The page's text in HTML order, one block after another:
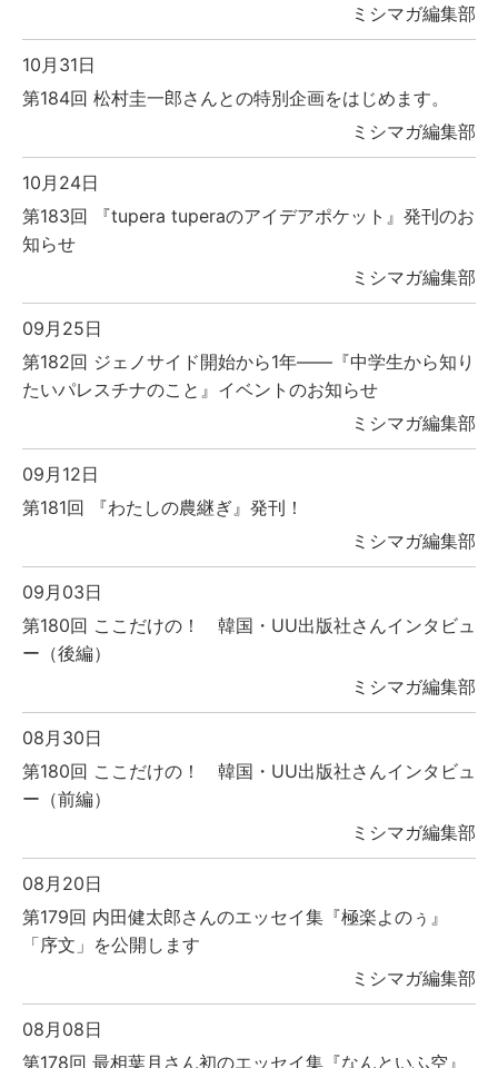
ミシマガ編集部
10月31日
第184回 松村圭一郎さんとの特別企画をはじめます。
ミシマガ編集部
10月24日
第183回 『tupera tuperaのアイデアポケット』発刊のお
知らせ
ミシマガ編集部
09月25日
第182回 ジェノサイド開始から1年――『中学生から知り
たいパレスチナのこと』イベントのお知らせ
ミシマガ編集部
09月12日
第181回 『わたしの農継ぎ』発刊！
ミシマガ編集部
09月03日
第180回 ここだけの！ 韓国・UU出版社さんインタビュ
ー（後編）
ミシマガ編集部
08月30日
第180回 ここだけの！ 韓国・UU出版社さんインタビュ
ー（前編）
ミシマガ編集部
08月20日
第179回 内田健太郎さんのエッセイ集『極楽よのぅ』
「序文」を公開します
ミシマガ編集部
08月08日
第178回 最相葉月さん初のエッセイ集『なんといふ空』